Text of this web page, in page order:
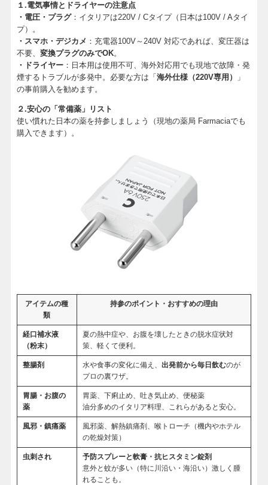
１.電気事情とドライヤーの注意点
・電圧・プラグ：イタリアは220V / Cタイプ（日本は100V / Aタイ
プ）。
・スマホ・デジカメ ：充電器100V～240V 対応であれば、変圧器は
不要、 変換プラグのみでOK。
・ドライヤー：日本用は使用不可、海外対応用でも現地で故障・発
煙するトラブルが多発中。必要な方は「 海外仕様（220V専用）
」
の事前購入を勧めます。
２.安心の「常備薬」リスト
使い慣れた日本の薬を持参しましょう（現地の薬局 Farmaciaでも
購入できます）。
アイテムの種
類
持参のポイント・おすすめの理由
経口補水液
（粉末）
夏の熱中症や、お腹を壊したときの脱水症状対
策、軽くて便利。
整腸剤 水や食事の変化に備え、 出発前から毎日飲むのが
プロの裏ワザ。
胃腸・お腹の
薬
胃薬、下痢止め、吐き気止め、便秘薬
油分多めのイタリア料理、これらがあると安心。
風邪・鎮痛薬
風邪薬、解熱鎮痛剤、喉トローチ（機内やホテル
の乾燥対策）
虫刺され
予防スプレーと軟膏・抗ヒスタミン錠剤
意外と蚊が多い（特に川沿い・海沿い）激しく腫
れることも。